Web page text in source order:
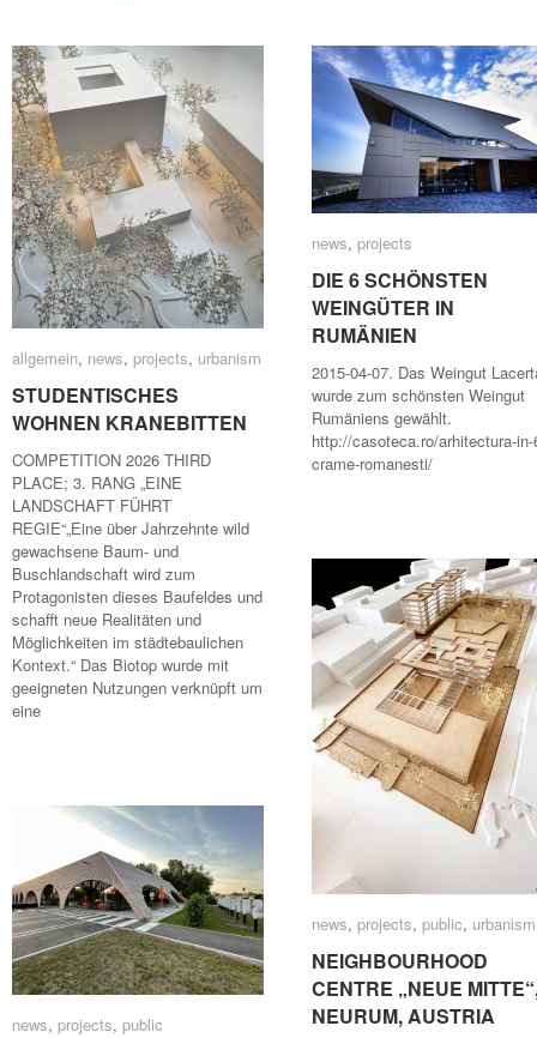
allgemein, news, projects, urbanism
STUDENTISCHES
WOHNEN KRANEBITTEN
COMPETITION 2026 THIRD
PLACE; 3. RANG „EINE
LANDSCHAFT FÜHRT
REGIE“„Eine über Jahrzehnte wild
gewachsene Baum- und
Buschlandschaft wird zum
Protagonisten dieses Baufeldes und
schafft neue Realitäten und
Möglichkeiten im städtebaulichen
Kontext.“ Das Biotop wurde mit
geeigneten Nutzungen verknüpft um
eine
allgemein news projects urbanism
STUDENTISCHES
WOHNEN KRANEBITTEN
news, projects
DIE 6 SCHÖNSTEN
WEINGÜTER IN
RUMÄNIEN
2015-04-07. Das Weingut
wurde zum schönsten Weingut
Rumäniens gewählt.
http://casoteca.ro/arhitectura-in-
crame-romanesti/
news projects
DIE 6 SCHÖNSTEN
WEINGÜTER IN
RUMÄNIEN
news, projects, public, urbanism
NEIGHBOURHOOD
CENTRE „NEUE
NEURUM, AUSTRIA
news projects public urbanism
NEIGHBOURHOOD
CENTRE „NEUE
NEURUM, AUSTRIA
news, projects, public
news projects public